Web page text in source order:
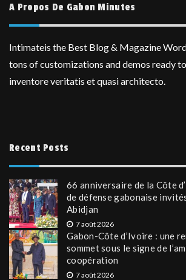
A Propos De Gabon Minutes
Intimateis the Best Blog & Magazine
tons of customizations and demos ready
inventore veritatis et quasi architecto.
Recent Posts
66 anniversaire de la Côte
de défense gabonaise
Abidjan
7 août 2026
Gabon-Côte d’Ivoire : une
sommet sous le signe de
coopération
7 août 2026